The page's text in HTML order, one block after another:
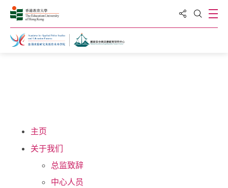
分享到
打开搜
打
主页
关于我们
总监致辞
中心人员